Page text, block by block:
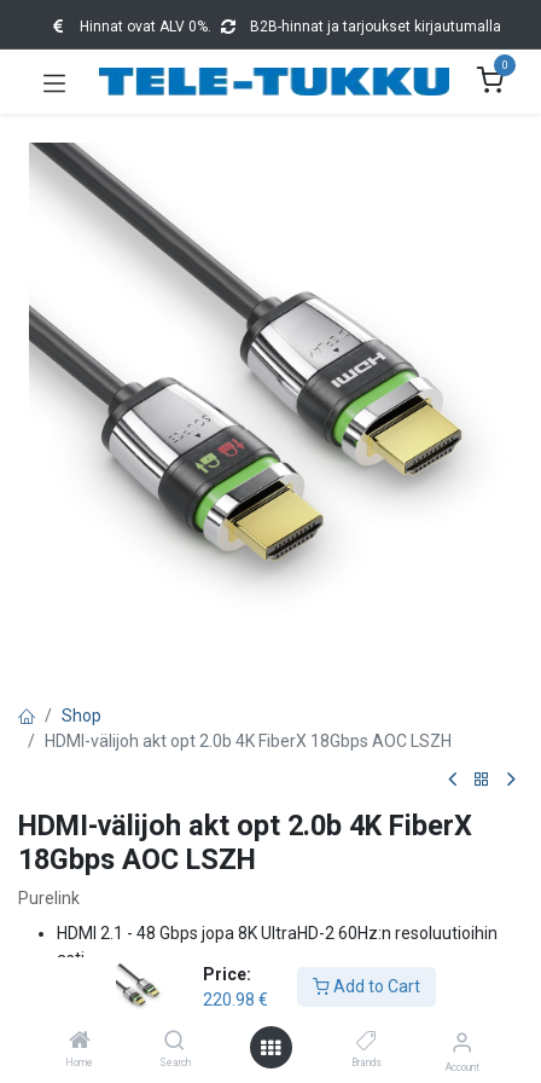
Price:
220.98 €
Add to Cart
Home Search Brands Account
Hinnat ovat ALV 0%. B2B-hinnat ja tarjoukset kirjautumalla
0
Shop
HDMI-välijoh akt opt 2.0b 4K FiberX 18Gbps AOC LSZH
HDMI-välijoh akt opt 2.0b 4K FiberX
18Gbps AOC LSZH
Purelink
HDMI 2.1 - 48 Gbps jopa 8K UltraHD-2 60Hz:n resoluutioihin
asti
Kullatut kontaktit, lukittavat liittimet
HDMI-A-uros HDMI-A-uros, täysmetallinen kotelo
Hybridikaapeli - kuitu AV:lle; kupari virtaa ja dataa varten, Ø
4,5 mm.